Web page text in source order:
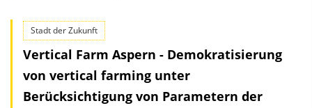
Stadt der Zukunft
Vertical Farm Aspern - Demokratisierung
von vertical farming unter
Berücksichtigung von Parametern der